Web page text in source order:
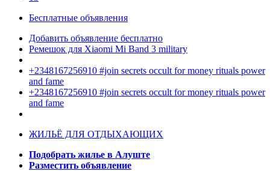
Бесплатные объявления
Добавить объявление бесплатно
Ремешок для Xiaomi Mi Band 3 military
+2348167256910 #join secrets occult for money rituals power
and fame
+2348167256910 #join secrets occult for money rituals power
and fame
ЖИЛЬЁ ДЛЯ ОТДЫХАЮЩИХ
Подобрать жилье в Алуште
Разместить объявление